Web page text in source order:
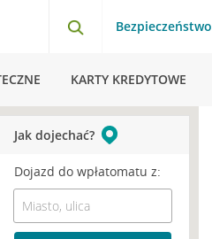
Bezpieczeństwo
KARTY KREDYTOWE
Jak dojechać?
Dojazd do wpłatomatu z: